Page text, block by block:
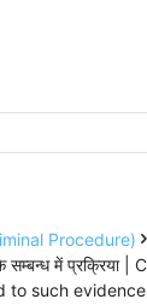
Procedure)
सम्बन्ध में
to such